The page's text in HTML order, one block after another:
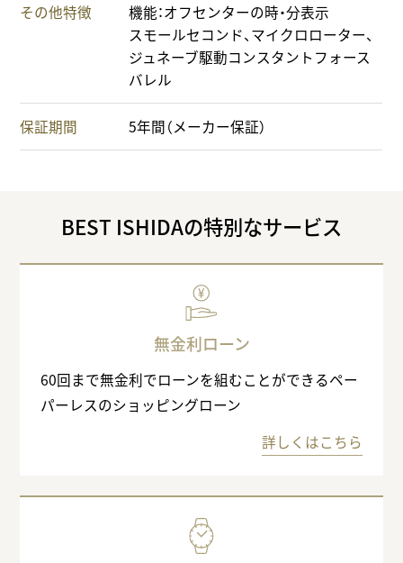
その他特徴
機能：オフセンターの時・分表示
スモールセコンド、マイクロローター、
ジュネーブ駆動コンスタントフォース
バレル
保証期間 5年間（メーカー保証）
BEST ISHIDAの特別なサービス
無金利ローン
60回まで無金利でローンを組むことができるペー
パーレスのショッピングローン
詳しくはこちら